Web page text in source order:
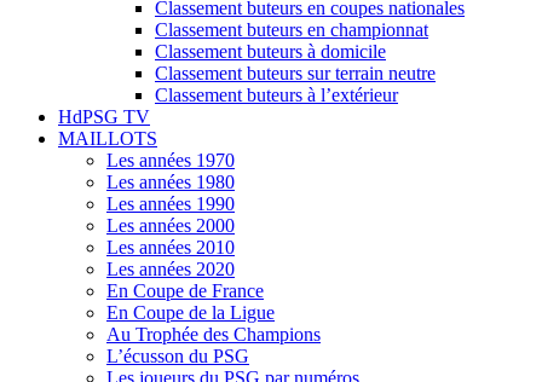
Classement buteurs en coupes nationales
Classement buteurs en championnat
Classement buteurs à domicile
Classement buteurs sur terrain neutre
Classement buteurs à l’extérieur
HdPSG TV
MAILLOTS
Les années 1970
Les années 1980
Les années 1990
Les années 2000
Les années 2010
Les années 2020
En Coupe de France
En Coupe de la Ligue
Au Trophée des Champions
L’écusson du PSG
Les joueurs du PSG par numéros